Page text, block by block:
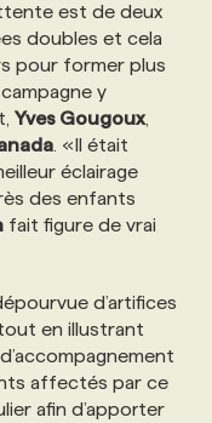
est de deux
doubles et cela
pour former plus
y
Yves Gougoux
. «Il était
éclairage
des enfants
fait figure de vrai
d’artifices
tout en illustrant
affectés par ce
afin d’apporter